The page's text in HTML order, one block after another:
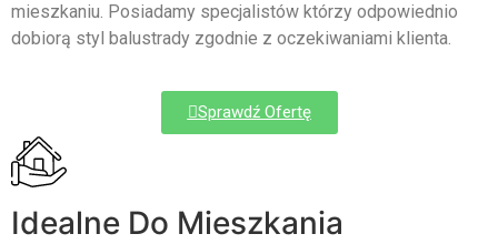
mieszkaniu. Posiadamy specjalistów którzy odpowiednio
dobiorą styl balustrady zgodnie z oczekiwaniami klienta.
Sprawdź Ofertę
Idealne Do Mieszkania